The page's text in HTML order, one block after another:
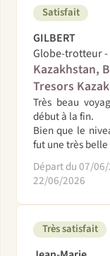
Satisfait
GILBERT
Globe-trotteur -
Kazakhstan,
Tresors
Très beau
début à la fin.
Bien que le
fut une très
Départ du 07/
22/06/2026
Très satisfait